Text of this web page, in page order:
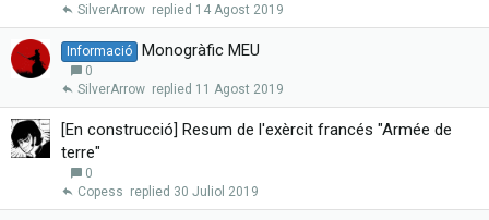
14 Agost 2019
SilverArrow
Informació Monogràfic MEU
0
11 Agost 2019
SilverArrow
[En construcció] Resum de l'exèrcit francés "Armée de
terre"
0
30 Juliol 2019
Copess